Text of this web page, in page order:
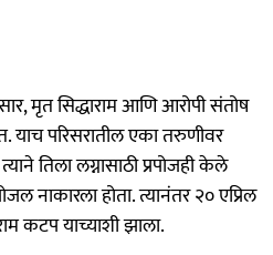
मृत सिद्धाराम आणि आरोपी संतोष
याच परिसरातील एका तरुणीवर
तिला लग्नासाठी प्रपोजही केले
नाकारला होता. त्यानंतर २० एप्रिल
कटप याच्याशी झाला.